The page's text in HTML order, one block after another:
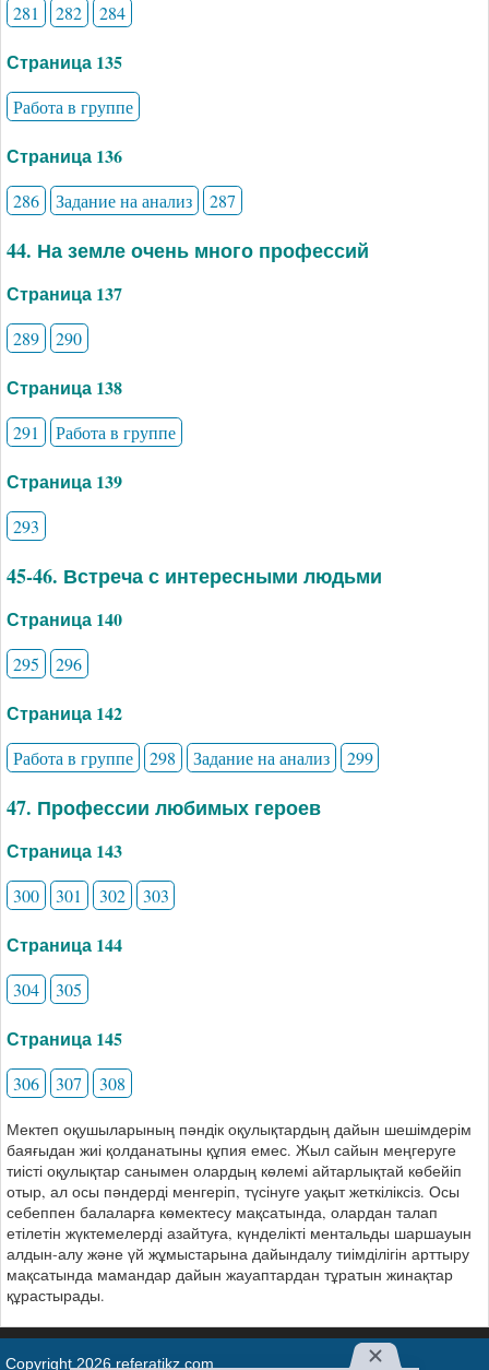
281 282 284
Страница 135
Работа в группе
Страница 136
286 Задание на анализ 287
44. На земле очень много профессий
Страница 137
289 290
Страница 138
291 Работа в группе
Страница 139
293
45-46. Встреча с интересными людьми
Страница 140
295 296
Страница 142
Работа в группе 298 Задание на анализ 299
47. Профессии любимых героев
Страница 143
300 301 302 303
Страница 144
304 305
Страница 145
306 307 308
Мектеп оқушыларының пәндік оқулықтардың дайын шешімдерім
баяғыдан жиі қолданатыны құпия емес. Жыл сайын меңгеруге
тиісті оқулықтар санымен олардың көлемі айтарлықтай көбейіп
отыр, ал осы пәндерді менгеріп, түсінуге уақыт жеткіліксіз. Осы
себеппен балаларға көмектесу мақсатында, олардан талап
етілетін жүктемелерді азайтуға, күнделікті ментальды шаршауын
алдын-алу және үй жұмыстарына дайындалу тиімділігін арттыру
мақсатында мамандар дайын жауаптардан тұратын жинақтар
құрастырады.
Copyright 2026 referatikz.com